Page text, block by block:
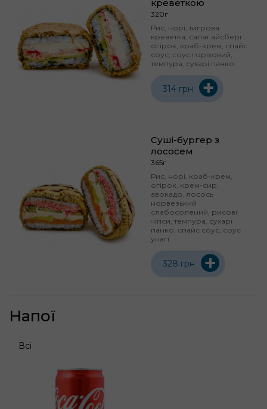
креветкою
320г
Рис, норі, тигрова
креветка, салат айсберг,
огірок, краб-крем, спайс
соус, соус горіховий,
темпура, сухарі панко
314 грн +
Суші-бургер з
лососем
365г
Рис, норі, краб-крем,
огірок, крем-сир,
авокадо, лосось
норвезький
слабосолений, рисові
чіпси, темпура, сухарі
панко, спайс соус, соус
унагі
328 грн +
Напої
Всі